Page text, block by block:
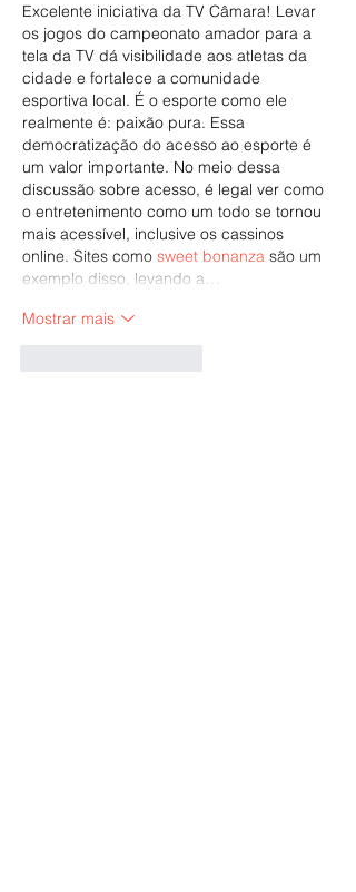
Excelente iniciativa da TV Câmara! Levar
os jogos do campeonato amador para a
tela da TV dá visibilidade aos atletas da
cidade e fortalece a comunidade
esportiva local. É o esporte como ele
realmente é: paixão pura. Essa
democratização do acesso ao esporte é
um valor importante. No meio dessa
discussão sobre acesso, é legal ver como
o entretenimento como um todo se tornou
mais acessível, inclusive os cassinos
online. Sites como sweet bonanza são um
exemplo disso, levando a…
Mostrar mais